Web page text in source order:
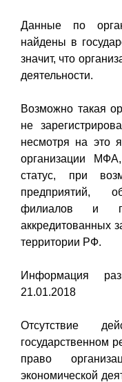
Данные по
найдены в
значит, что
деятельности.
Возможно такая
не
несмотря на это
организации
статус, при
предприятий,
филиалов и
аккредитованных
территории РФ.
Информация
21.01.2018
Отсутствие
государственном
право
экономической